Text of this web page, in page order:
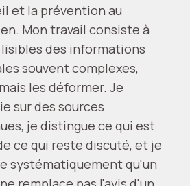
et la prévention au
Mon travail consiste à
des informations
souvent complexes,
les déformer. Je
sur des sources
je distingue ce qui est
ce qui reste discuté, et je
systématiquement qu'un